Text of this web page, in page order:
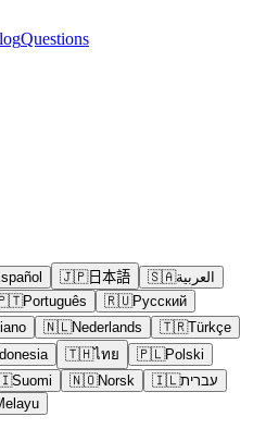
Questions
🇯🇵日本語 🇸🇦العربية
Português 🇷🇺Русский
🇳🇱Nederlands 🇹🇷Türkçe
🇹🇭ไทย 🇵🇱Polski
Suomi 🇳🇴Norsk 🇮🇱עברית